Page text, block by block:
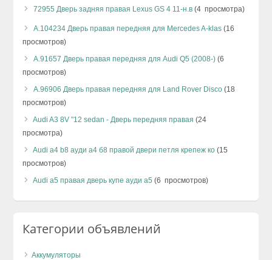
72955 Дверь задняя правая Lexus GS 4 11-н.в (4 просмотра)
А.104234 Дверь правая передняя для Mercedes A-klas (16
просмотров)
А.91657 Дверь правая передняя для Audi Q5 (2008-) (6
просмотров)
А.96906 Дверь правая передняя для Land Rover Disco (18
просмотров)
Audi A3 8V "12 sedan - Дверь передняя правая (24
просмотра)
Audi a4 b8 ауди а4 б8 правой двери петля крепеж ко (15
просмотров)
Audi a5 правая дверь купе ауди а5 (6 просмотров)
Категории объявлений
Аккумуляторы